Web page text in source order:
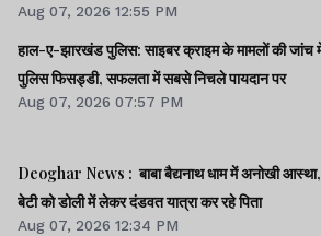
Aug 07, 2026 12:55 PM
हाल-ए-झारखंड पुलिस: साइबर क्राइम के मामलों की जांच में राज्य
पुलिस फिसड्डी, सफलता में सबसे निचले पायदान पर
Aug 07, 2026 07:57 PM
Deoghar News : बाबा बैद्यनाथ धाम में अनोखी आस्था,
बेटी को डोली में लेकर दंडवत यात्रा कर रहे पिता
Aug 07, 2026 12:34 PM